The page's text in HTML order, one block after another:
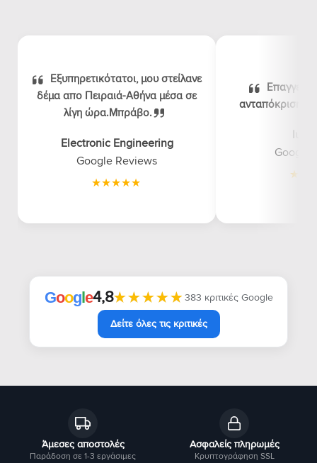
Άμεσες αποστολές
Παράδοση σε 1-3 εργάσιμες
Ασφαλείς πληρωμές
Κρυπτογράφηση SSL
Εξυπηρετικότατοι, μου στείλανε
δέμα απο Πειραιά-Αθήνα μέσα σε
λίγη ώρα.Μπράβο.
Electronic Engineering
Google Reviews
ανταπόκριση,
Google
Google4,8★★★★★
★★★★★ 383 κριτικές Google
Δείτε όλες τις κριτικές